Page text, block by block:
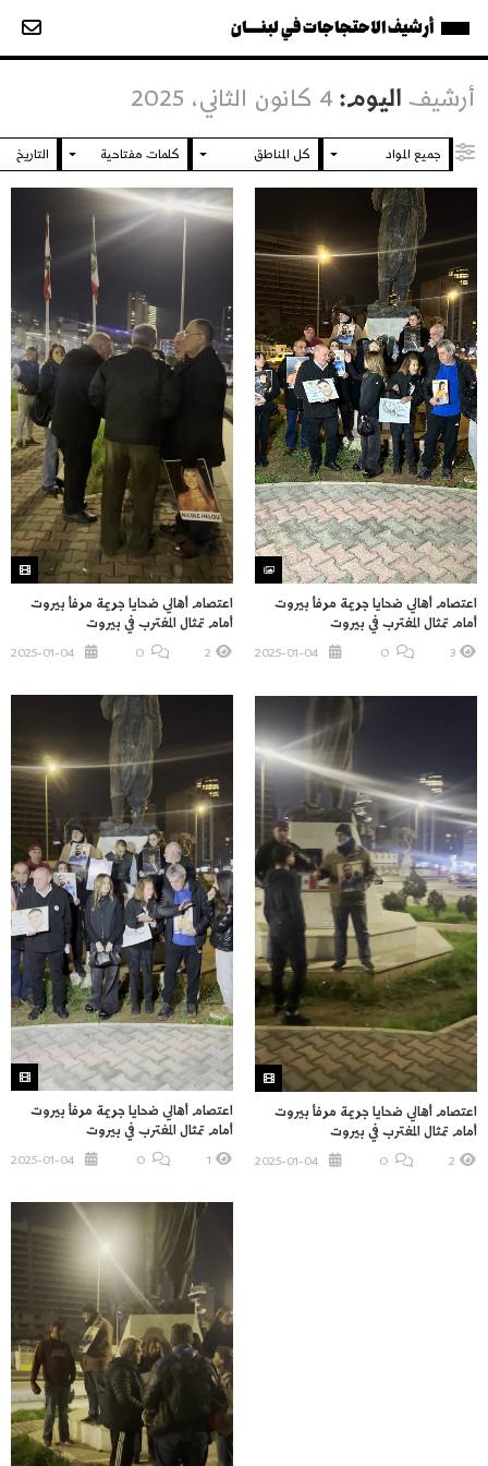
أرشيف الاحتجاجات في لبنــــان
أرشيف اليوم: 4 كانون الثاني، 2025
اعتصام أهالي ضحايا جريمة مرفأ بيروت
أمام تمثال المغترب في بيروت
3
O
اعتصام أهالي ضحايا جريمة مرفأ بيروت
أمام تمثال المغترب في بيروت
2
اعتصام أهالي ضحايا جريمة مرفأ بيروت
أمام تمثال المغترب في بيروت
1
اعتصام أهالي ضحايا جريمة مرفأ بيروت
أمام تمثال المغترب في بيروت
2